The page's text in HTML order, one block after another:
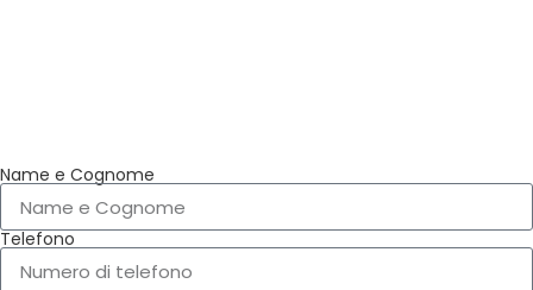
Name e Cognome
Telefono